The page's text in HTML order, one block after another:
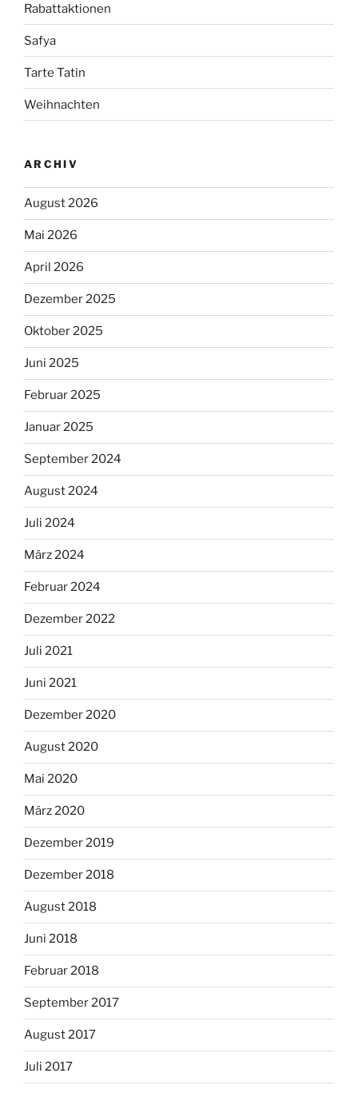
Rabattaktionen
Safya
Tarte Tatin
Weihnachten
ARCHIV
August 2026
Mai 2026
April 2026
Dezember 2025
Oktober 2025
Juni 2025
Februar 2025
Januar 2025
September 2024
August 2024
Juli 2024
März 2024
Februar 2024
Dezember 2022
Juli 2021
Juni 2021
Dezember 2020
August 2020
Mai 2020
März 2020
Dezember 2019
Dezember 2018
August 2018
Juni 2018
Februar 2018
September 2017
August 2017
Juli 2017